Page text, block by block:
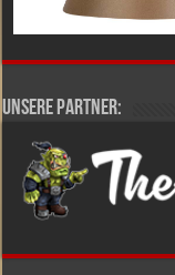
Unsere Partner: